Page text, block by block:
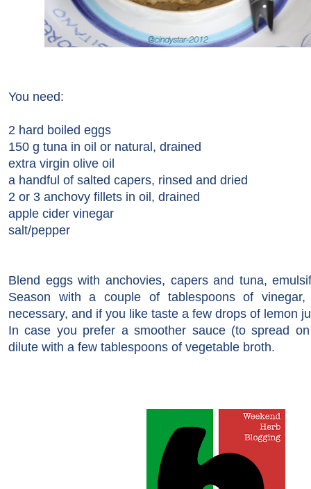
You need:
2 hard boiled eggs
150 g tuna in oil or natural, drained
extra virgin olive oil
a handful of salted capers, rinsed and dried
2 or 3 anchovy fillets in oil, drained
apple cider vinegar
salt/pepper
Blend eggs with anchovies, capersand tuna,
Season with
a couple of tablespoons of vinegar,
necessary, and if you like taste a few drops of lemon
In case you prefer a smoother sauce(to spread on
dilute with a few tablespoons of vegetable broth.